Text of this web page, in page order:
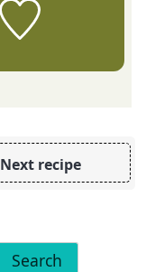
Next recipe
Search